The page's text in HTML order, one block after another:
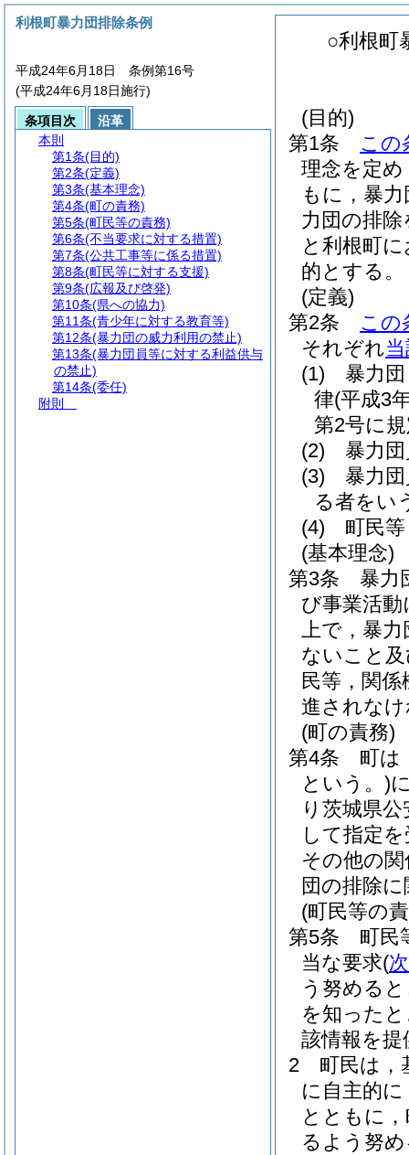
○利根町
(目的)
第1条
この
理念を定
もに，暴
力団の排
と利根町
的とする。
(定義)
第2条
この
それぞれ
(1)
暴力
律(平成3
第2号に
(2)
暴力
(3)
暴力
る者をい
(4)
町民
(基本理念)
第3条
暴力
び事業活
上で，暴
ないこと
民等，関
進されな
(町の責務)
第4条
町は
という。)
り茨城県
して指定
その他の
団の排除
(町民等の
第5条
町民
当な要求(
う努める
を知った
該情報を
2
町民は，
に自主的
とともに
るよう努
利根町暴力団排除条例
平成24年6月18日 条例第16号
(平成24年6月18日施行)
条項目次
沿革
本則
第1条(目的)
第2条(定義)
第3条(基本理念)
第4条(町の責務)
第5条(町民等の責務)
第6条(不当要求に対する措置)
第7条(公共工事等に係る措置)
第8条(町民等に対する支援)
第9条(広報及び啓発)
第10条(県への協力)
第11条(青少年に対する教育等)
第12条(暴力団の威力利用の禁止)
第13条(暴力団員等に対する利益供与
の禁止)
第14条(委任)
附則